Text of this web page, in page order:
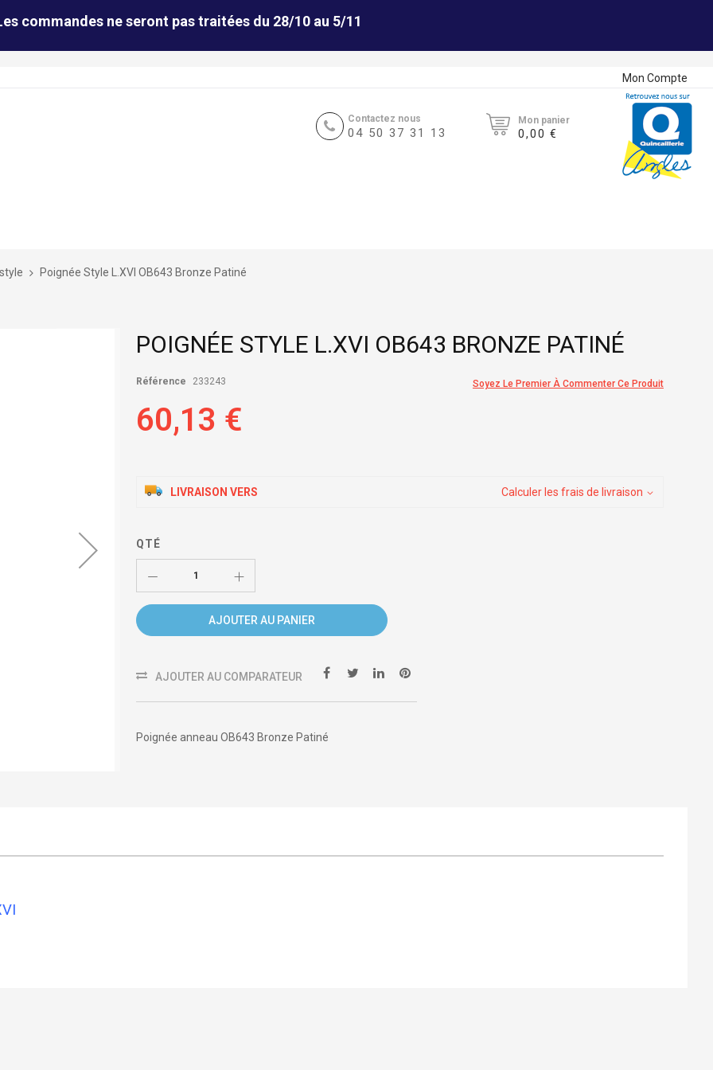
commandes ne seront pas traitées du 28/10 au 5/11
Mon Compte
Contactez nous
04 50 37 31 13
Mon panier
0,00 €
Poignée Style L.XVI OB643 Bronze Patiné
POIGNÉE STYLE L.XVI OB643 BRONZE PATINÉ
Soyez Le Premier À Commenter Ce Produit
Référence 233243
60,13 €
LIVRAISON VERS Calculer les frais de livraison
QTÉ
AJOUTER AU PANIER
AJOUTER AU COMPARATEUR
Poignée anneau OB643 Bronze Patiné